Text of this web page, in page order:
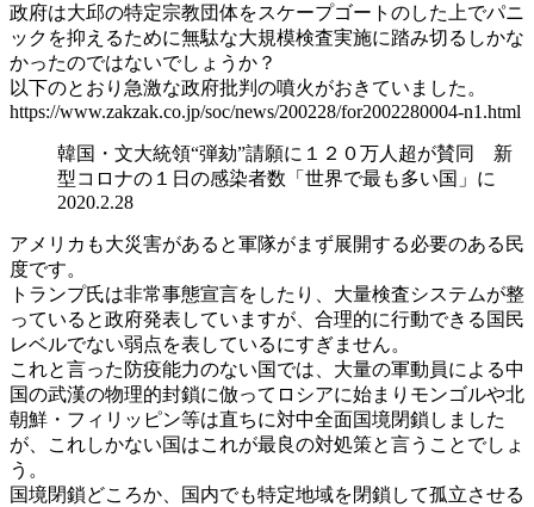
政府は大邱の特定宗教団体をスケープゴートのした上でパニ
ックを抑えるために無駄な大規模検査実施に踏み切るしかな
かったのではないでしょうか？
以下のとおり急激な政府批判の噴火がおきていました。
https://www.zakzak.co.jp/soc/news/200228/for2002280004-n1.html
韓国・文大統領“弾劾”請願に１２０万人超が賛同 新
型コロナの１日の感染者数「世界で最も多い国」に
2020.2.28
アメリカも大災害があると軍隊がまず展開する必要のある民
度です。
トランプ氏は非常事態宣言をしたり、大量検査システムが整
っていると政府発表していますが、合理的に行動できる国民
レベルでない弱点を表しているにすぎません。
これと言った防疫能力のない国では、大量の軍動員による中
国の武漢の物理的封鎖に倣ってロシアに始まりモンゴルや北
朝鮮・フィリッピン等は直ちに対中全面国境閉鎖しました
が、これしかない国はこれが最良の対処策と言うことでしょ
う。
国境閉鎖どころか、国内でも特定地域を閉鎖して孤立させる